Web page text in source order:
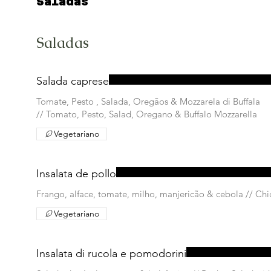
Saladas
Salada caprese
Tomate, Pesto , Salada, Oregãos & Mozzarela di Buffala
// Tomato, Pesto, Salad, Oregano & Buffalo Mozzarella
Vegetariano
Insalata de pollo
Frango, alface, tomate,
Vegetariano
Insalata di rucola e pomodorini